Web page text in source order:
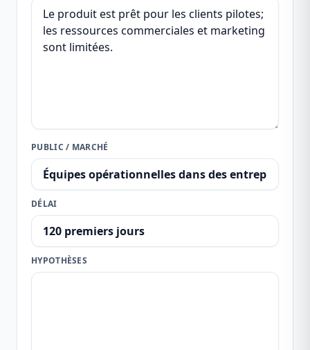
PUBLIC / MARCHÉ
DÉLAI
HYPOTHÈSES